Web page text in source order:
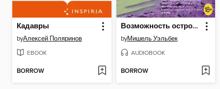
Кадавры
byАлексей Поляринов
EBOOK
BORROW
Возможность острова
byМишель Уэльбек
AUDIOBOOK
BORROW